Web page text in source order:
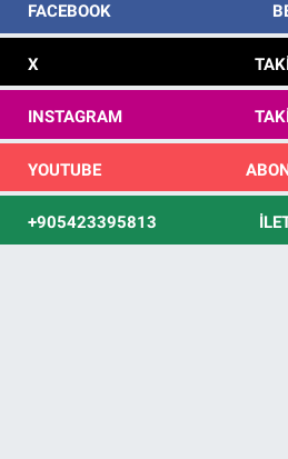
FACEBOOK
X
INSTAGRAM
YOUTUBE
+905423395813